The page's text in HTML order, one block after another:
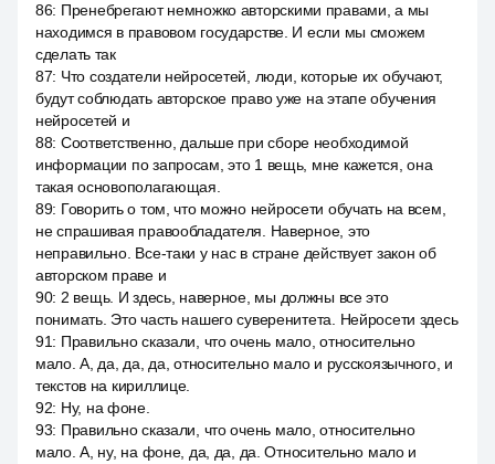
86: Пренебрегают немножко авторскими правами, а мы
находимся в правовом государстве. И если мы сможем
сделать так
87: Что создатели нейросетей, люди, которые их обучают,
будут соблюдать авторское право уже на этапе обучения
нейросетей и
88: Соответственно, дальше при сборе необходимой
информации по запросам, это 1 вещь, мне кажется, она
такая основополагающая.
89: Говорить о том, что можно нейросети обучать на всем,
не спрашивая правообладателя. Наверное, это
неправильно. Все-таки у нас в стране действует закон об
авторском праве и
90: 2 вещь. И здесь, наверное, мы должны все это
понимать. Это часть нашего суверенитета. Нейросети здесь
91: Правильно сказали, что очень мало, относительно
мало. А, да, да, да, относительно мало и русскоязычного, и
текстов на кириллице.
92: Ну, на фоне.
93: Правильно сказали, что очень мало, относительно
мало. А, ну, на фоне, да, да, да. Относительно мало и